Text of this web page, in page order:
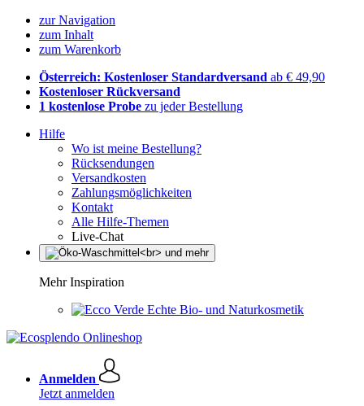
zur Navigation
zum Inhalt
zum Warenkorb
Österreich: Kostenloser Standardversand ab € 49,90
Kostenloser Rückversand
1 kostenlose Probe zu jeder Bestellung
Hilfe
Wo ist meine Bestellung?
Rücksendungen
Versandkosten
Zahlungsmöglichkeiten
Kontakt
Alle Hilfe-Themen
Live-Chat
Mehr Inspiration
Echte Bio- und Naturkosmetik
Anmelden
Jetzt anmelden